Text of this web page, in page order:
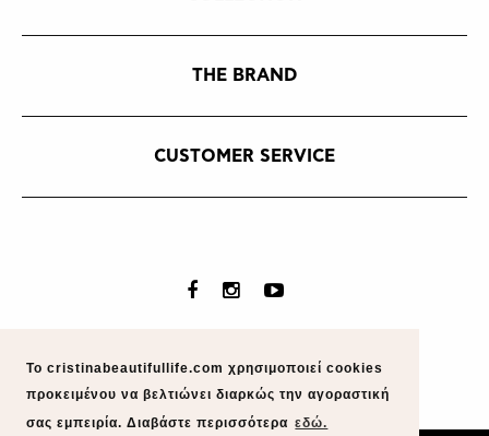
Το cristinabeautifullife.com χρησιμοποιεί cookies
προκειμένου να βελτιώνει διαρκώς την αγοραστική
σας εμπειρία. Διαβάστε περισσότερα εδώ.
THE BRAND
CUSTOMER SERVICE